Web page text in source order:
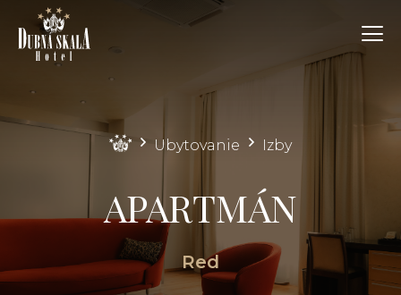
Ubytovanie Izby
APARTMÁN
Red